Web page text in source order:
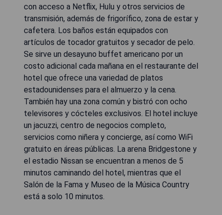
con acceso a Netflix, Hulu y otros servicios de
transmisión, además de frigorífico, zona de estar y
cafetera. Los baños están equipados con
artículos de tocador gratuitos y secador de pelo.
Se sirve un desayuno buffet americano por un
costo adicional cada mañana en el restaurante del
hotel que ofrece una variedad de platos
estadounidenses para el almuerzo y la cena.
También hay una zona común y bistró con ocho
televisores y cócteles exclusivos. El hotel incluye
un jacuzzi, centro de negocios completo,
servicios como niñera y concierge, así como WiFi
gratuito en áreas públicas. La arena Bridgestone y
el estadio Nissan se encuentran a menos de 5
minutos caminando del hotel, mientras que el
Salón de la Fama y Museo de la Música Country
está a solo 10 minutos.